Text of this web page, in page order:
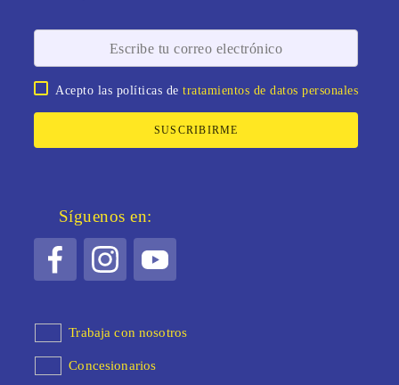
Acepto las políticas detratamientos de datos personales
SUSCRIBIRME
Síguenos en:
Trabaja con nosotros
Concesionarios